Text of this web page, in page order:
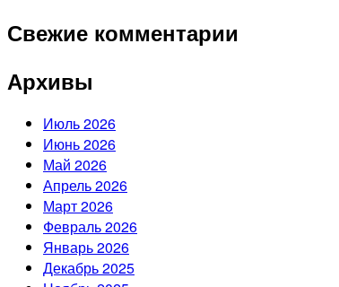
Свежие комментарии
Архивы
Июль 2026
Июнь 2026
Май 2026
Апрель 2026
Март 2026
Февраль 2026
Январь 2026
Декабрь 2025